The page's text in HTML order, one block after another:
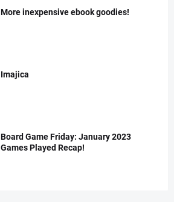
More inexpensive ebook goodies!
Imajica
Board Game Friday: January 2023
Games Played Recap!